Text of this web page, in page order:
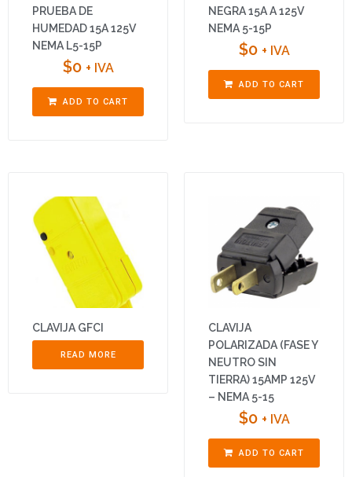
PRUEBA DE
HUMEDAD 15A 125V
NEMA L5-15P
$0 + IVA
ADD TO CART
NEGRA 15A A 125V
NEMA 5-15P
$0 + IVA
ADD TO CART
CLAVIJA GFCI
READ MORE
CLAVIJA
POLARIZADA (FASE Y
NEUTRO SIN
TIERRA) 15AMP 125V
– NEMA 5-15
$0 + IVA
ADD TO CART